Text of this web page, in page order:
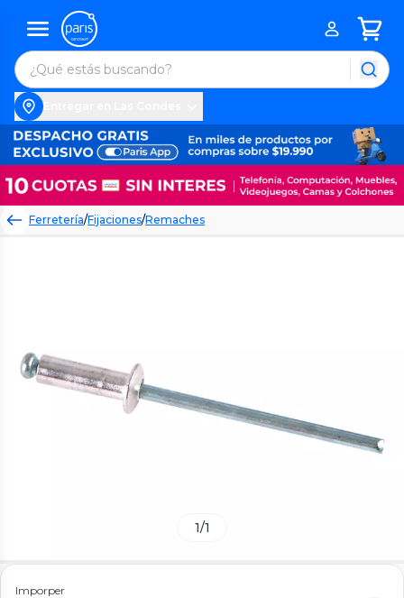
Ferretería/Fijaciones/Remaches
1/1
Imporper